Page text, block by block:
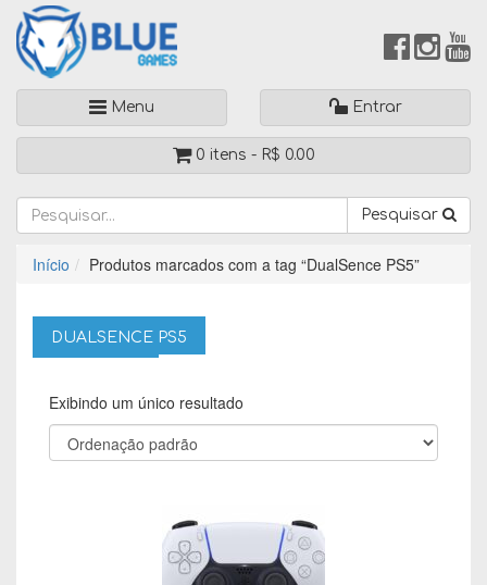
Menu Entrar
0 itens - R$ 0.00
Pesquisar
Início Produtos marcados com a tag “DualSence PS5”
DUALSENCE PS5
Exibindo um único resultado